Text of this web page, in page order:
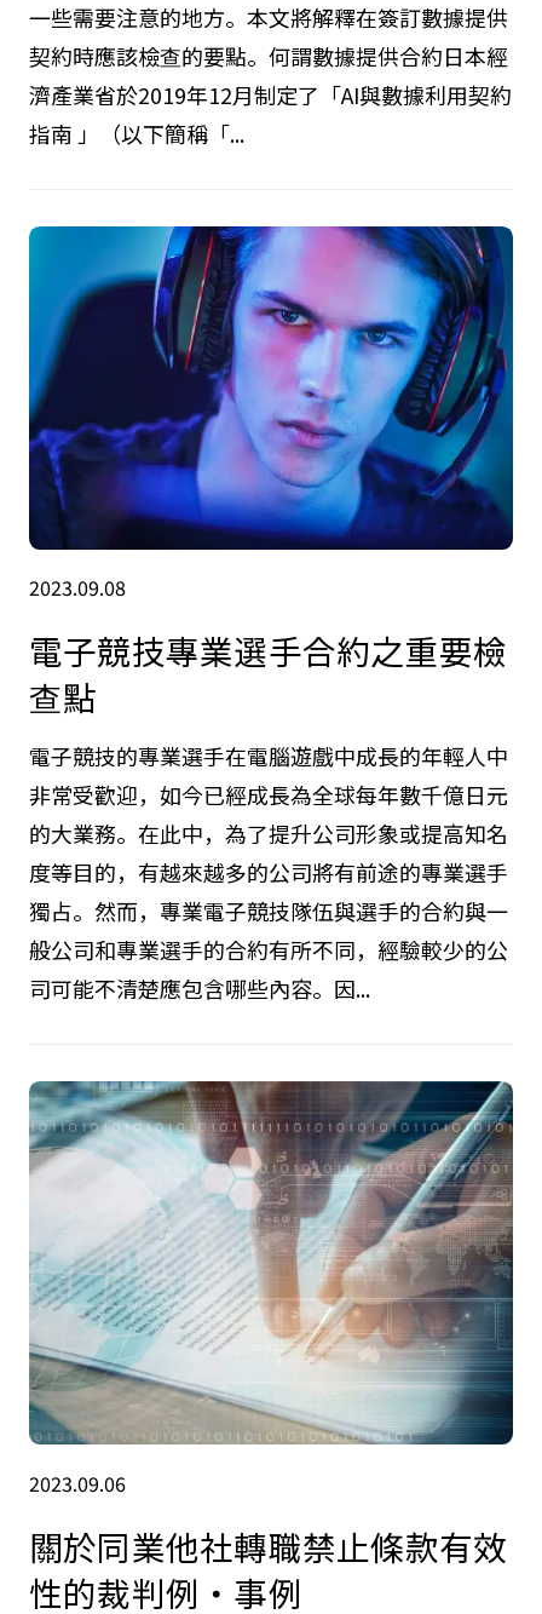
一些需要注意的地方。本文將解釋在簽訂數據提供
契約時應該檢查的要點。何謂數據提供合約日本經
濟產業省於2019年12月制定了「AI與數據利用契約
指南 」（以下簡稱「...
2023.09.08
電子競技專業選手合約之重要檢
查點
電子競技的專業選手在電腦遊戲中成長的年輕人中
非常受歡迎，如今已經成長為全球每年數千億日元
的大業務。在此中，為了提升公司形象或提高知名
度等目的，有越來越多的公司將有前途的專業選手
獨占。然而，專業電子競技隊伍與選手的合約與一
般公司和專業選手的合約有所不同，經驗較少的公
司可能不清楚應包含哪些內容。因...
2023.09.06
關於同業他社轉職禁止條款有效
性的裁判例・事例